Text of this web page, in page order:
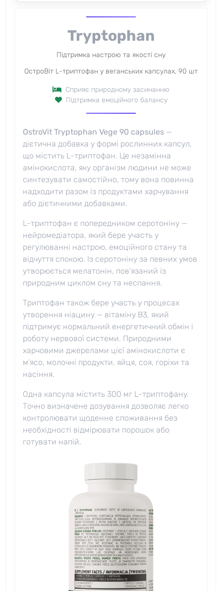
Tryptophan
Підтримка настрою та якості сну
ОстроВіт L-триптофан у веганських капсулах, 90 шт
Сприяє природному засинанню
Підтримка емоційного балансу
OstroVit Tryptophan Vege 90 capsules —
дієтична добавка у формі рослинних капсул,
що містить L-триптофан. Це незамінна
амінокислота, яку організм людини не може
синтезувати самостійно, тому вона повинна
надходити разом із продуктами харчування
або дієтичними добавками.
L-триптофан є попередником серотоніну —
нейромедіатора, який бере участь у
регулюванні настрою, емоційного стану та
відчуття спокою. Із серотоніну за певних умов
утворюється мелатонін, пов’язаний із
природним циклом сну та неспання.
Триптофан також бере участь у процесах
утворення ніацину — вітаміну B3, який
підтримує нормальний енергетичний обмін і
роботу нервової системи. Природними
харчовими джерелами цієї амінокислоти є
м’ясо, молочні продукти, яйця, соя, горіхи та
насіння.
Одна капсула містить 300 мг L-триптофану.
Точно визначене дозування дозволяє легко
контролювати щоденне споживання без
необхідності відмірювати порошок або
готувати напій.